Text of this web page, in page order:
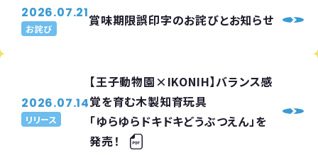
2026.07.21
お詫び 賞味期限誤印字のお詫びとお知らせ
2026.07.14
リリース
【王子動物園×IKONIH】バランス感
覚を育む木製知育玩具
「ゆらゆらドキドキどうぶつえん」を
発売！